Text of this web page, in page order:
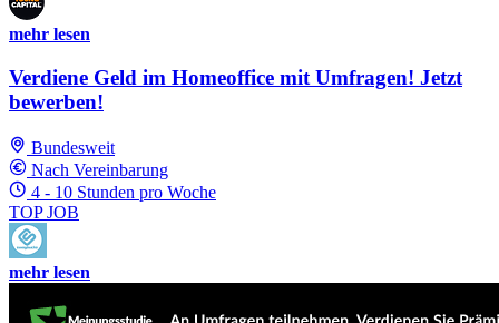
mehr lesen
Verdiene Geld im Homeoffice mit Umfragen! Jetzt
bewerben!
Bundesweit
Nach Vereinbarung
4 - 10 Stunden pro Woche
TOP JOB
mehr lesen